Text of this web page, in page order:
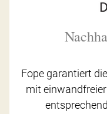
Fope garantiert
mit